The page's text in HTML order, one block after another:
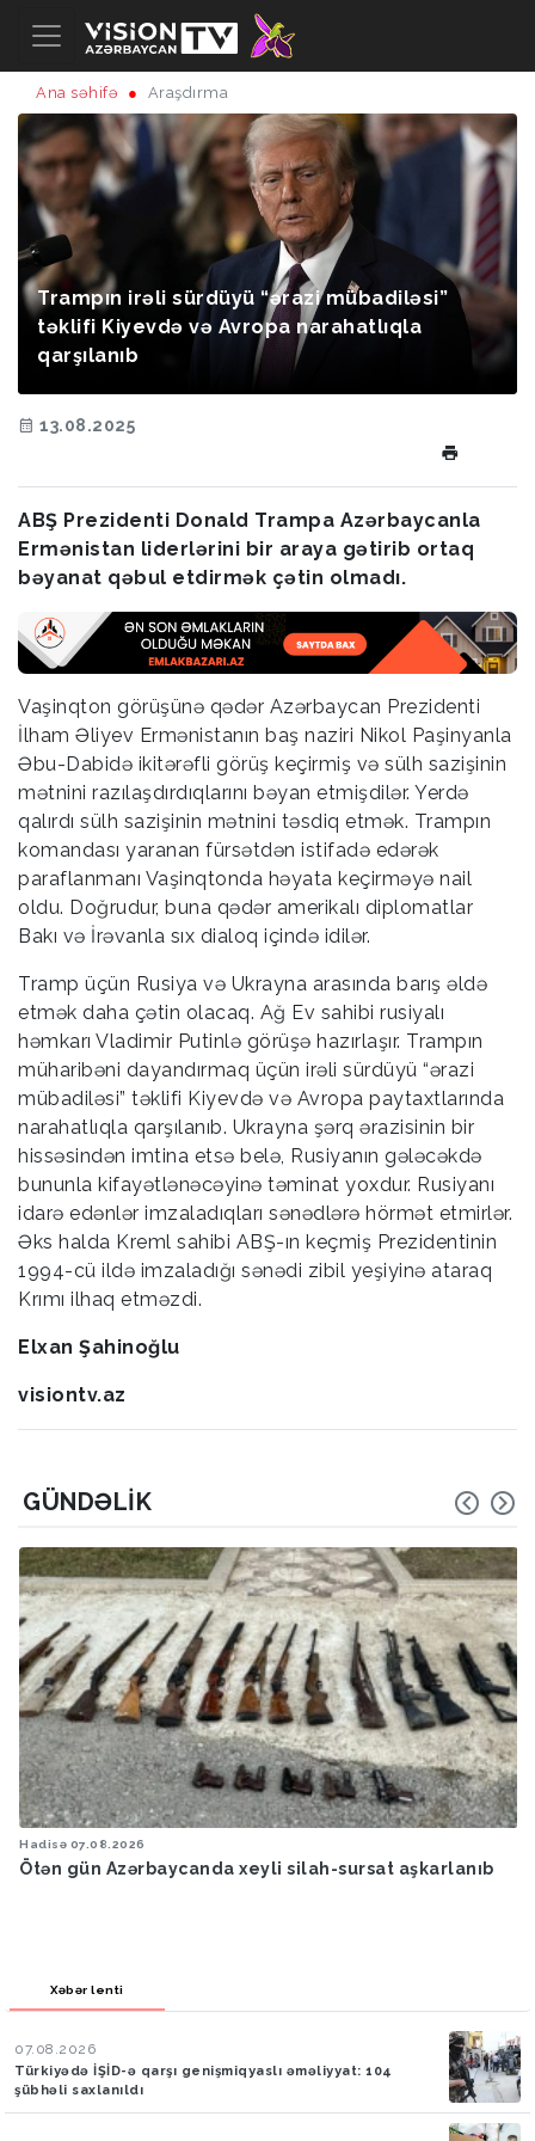
Ana səhifə Araşdırma
Trampın irəli sürdüyü “ərazi mübadiləsi”
təklifi Kiyevdə və Avropa narahatlıqla
qarşılanıb
13.08.2025
ABŞ Prezidenti Donald Trampa Azərbaycanla
Ermənistan liderlərini bir araya gətirib ortaq
bəyanat qəbul etdirmək çətin olmadı.
Vaşinqton görüşünə qədər Azərbaycan Prezidenti
İlham Əliyev Ermənistanın baş naziri Nikol Paşinyanla
Əbu-Dabidə ikitərəfli görüş keçirmiş və sülh sazişinin
mətnini razılaşdırdıqlarını bəyan etmişdilər. Yerdə
qalırdı sülh sazişinin mətnini təsdiq etmək. Trampın
komandası yaranan fürsətdən istifadə edərək
paraflanmanı Vaşinqtonda həyata keçirməyə nail
oldu. Doğrudur, buna qədər amerikalı diplomatlar
Bakı və İrəvanla sıx dialoq içində idilər.
Tramp üçün Rusiya və Ukrayna arasında barış əldə
etmək daha çətin olacaq. Ağ Ev sahibi rusiyalı
həmkarı Vladimir Putinlə görüşə hazırlaşır. Trampın
müharibəni dayandırmaq üçün irəli sürdüyü “ərazi
mübadiləsi” təklifi Kiyevdə və Avropa paytaxtlarında
narahatlıqla qarşılanıb. Ukrayna şərq ərazisinin bir
hissəsindən imtina etsə belə, Rusiyanın gələcəkdə
bununla kifayətlənəcəyinə təminat yoxdur. Rusiyanı
idarə edənlər imzaladıqları sənədlərə hörmət etmirlər.
Əks halda Kreml sahibi ABŞ-ın keçmiş Prezidentinin
1994-cü ildə imzaladığı sənədi zibil yeşiyinə ataraq
Krımı ilhaq etməzdi.
Elxan Şahinoğlu
visiontv.az
GÜNDƏLIK
Hadisə 07.08.2026
Ötən gün Azərbaycanda xeyli silah-sursat aşkarlanıb
Xəbər lenti
07.08.2026
Türkiyədə İŞİD-ə qarşı genişmiqyaslı əməliyyat: 104
şübhəli saxlanıldı